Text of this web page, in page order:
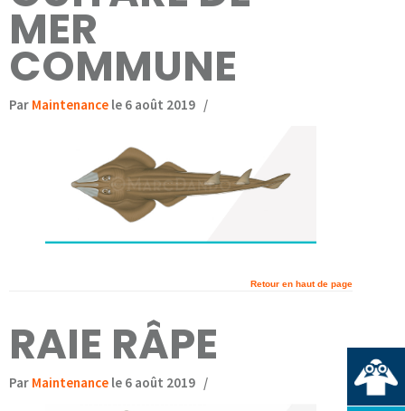
MER
COMMUNE
Par Maintenance le 6 août 2019 /
Retour en haut de page
RAIE RÂPE
Par Maintenance le 6 août 2019 /